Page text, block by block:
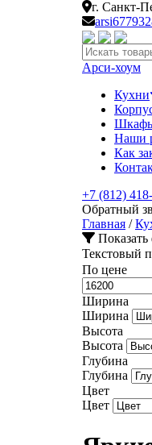
г. Санкт-
Искать:
Арси-хоум
Кухни
Наши
Как
+7 (812)
Обратный
Главная /
Показать
Текстовый
По цене
Ширина
Ширина
Высота
Высота
Глубина
Глубина
Цвет
Цвет